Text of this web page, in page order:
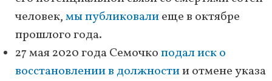
человек,мы публиковалиеще в октябре
прошлого года.
27 мая 2020 года Семочкоподал иск о
восстановлении в должностии отмене указа